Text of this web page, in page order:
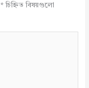
*চিহ্নিত বিষয়গুলো